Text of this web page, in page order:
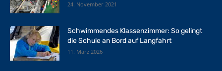
24. November 2021
Schwimmendes Klassenzimmer: So gelingt
die Schule an Bord auf Langfahrt
11. März 2026